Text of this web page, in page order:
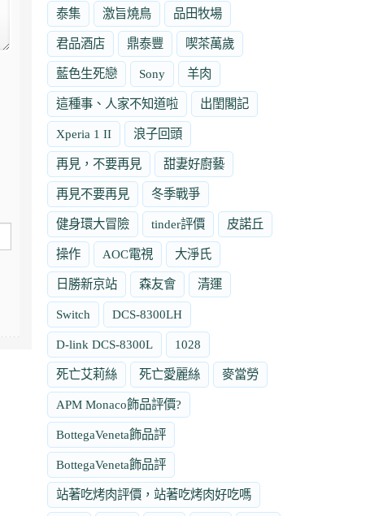
泰集 激旨燒鳥 品田牧場
君品酒店 鼎泰豐 喫茶萬歲
藍色生死戀 Sony 羊肉
這種事、人家不知道啦 出閨閣記
Xperia 1 II 浪子回頭
再見，不要再見 甜妻好廚藝
再見不要再見 冬季戰爭
健身環大冒險 tinder評價 皮諾丘
操作 AOC電視 大淨氏
日勝新京站 森友會 清運
Switch DCS-8300LH
D-link DCS-8300L 1028
死亡艾莉絲 死亡愛麗絲 麥當勞
APM Monaco飾品評價?
BottegaVeneta飾品評
BottegaVeneta飾品評
站著吃烤肉評價，站著吃烤肉好吃嗎